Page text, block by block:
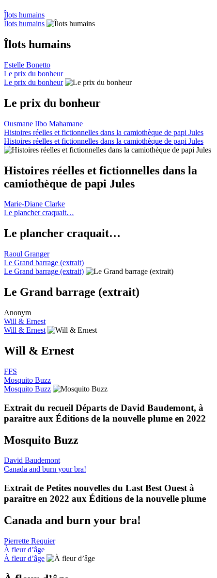
Îlots humains
Îlots humains
Îlots humains
Estelle Bonetto
Le prix du bonheur
Le prix du bonheur
Le prix du bonheur
Ousmane Ilbo Mahamane
Histoires réelles et fictionnelles dans la camiothèque de papi Jules
Histoires réelles et fictionnelles dans la camiothèque de papi Jules
Histoires réelles et fictionnelles dans la
camiothèque de papi Jules
Marie-Diane Clarke
Le plancher craquait…
Le plancher craquait…
Raoul Granger
Le Grand barrage (extrait)
Le Grand barrage (extrait)
Le Grand barrage (extrait)
Anonym
Will & Ernest
Will & Ernest
Will & Ernest
FFS
Mosquito Buzz
Mosquito Buzz
Extrait du recueil Départs de David Baudemont, à
paraître aux Éditions de la nouvelle plume en 2022
Mosquito Buzz
David Baudemont
Canada and burn your bra!
Extrait de Petites nouvelles du Last Best Ouest à
paraître en 2022 aux Éditions de la nouvelle plume
Canada and burn your bra!
Pierrette Requier
À fleur d’âge
À fleur d’âge